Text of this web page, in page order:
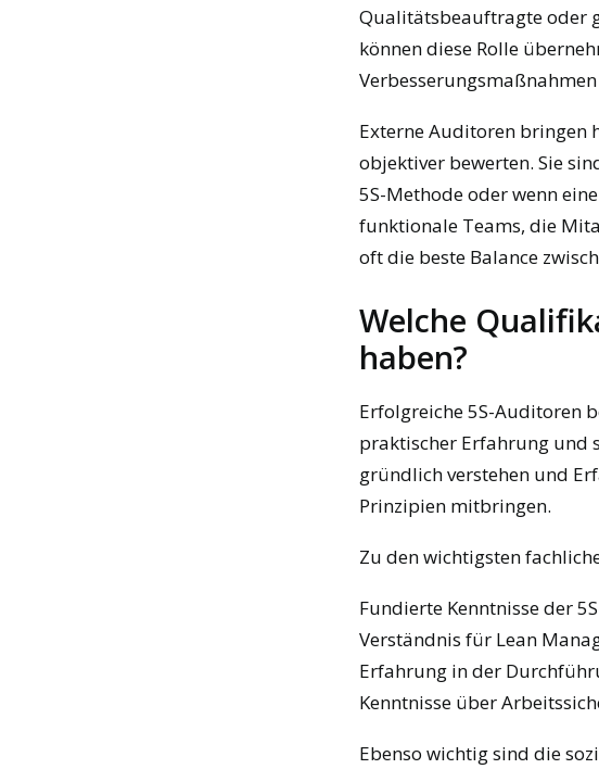
Qualitätsbeauftragte oder
können diese Rolle
Externe Auditoren bringen
objektiver bewerten. Sie
5S-Methode oder wenn
funktionale Teams, die
oft die beste Balance
Welche
haben?
Erfolgreiche 5S-Auditoren
praktischer Erfahrung und
gründlich verstehen und
Prinzipien mitbringen.
Zu den wichtigsten
Fundierte Kenntnisse der
Verständnis für Lean
Erfahrung in der
Kenntnisse über
Ebenso wichtig sind die